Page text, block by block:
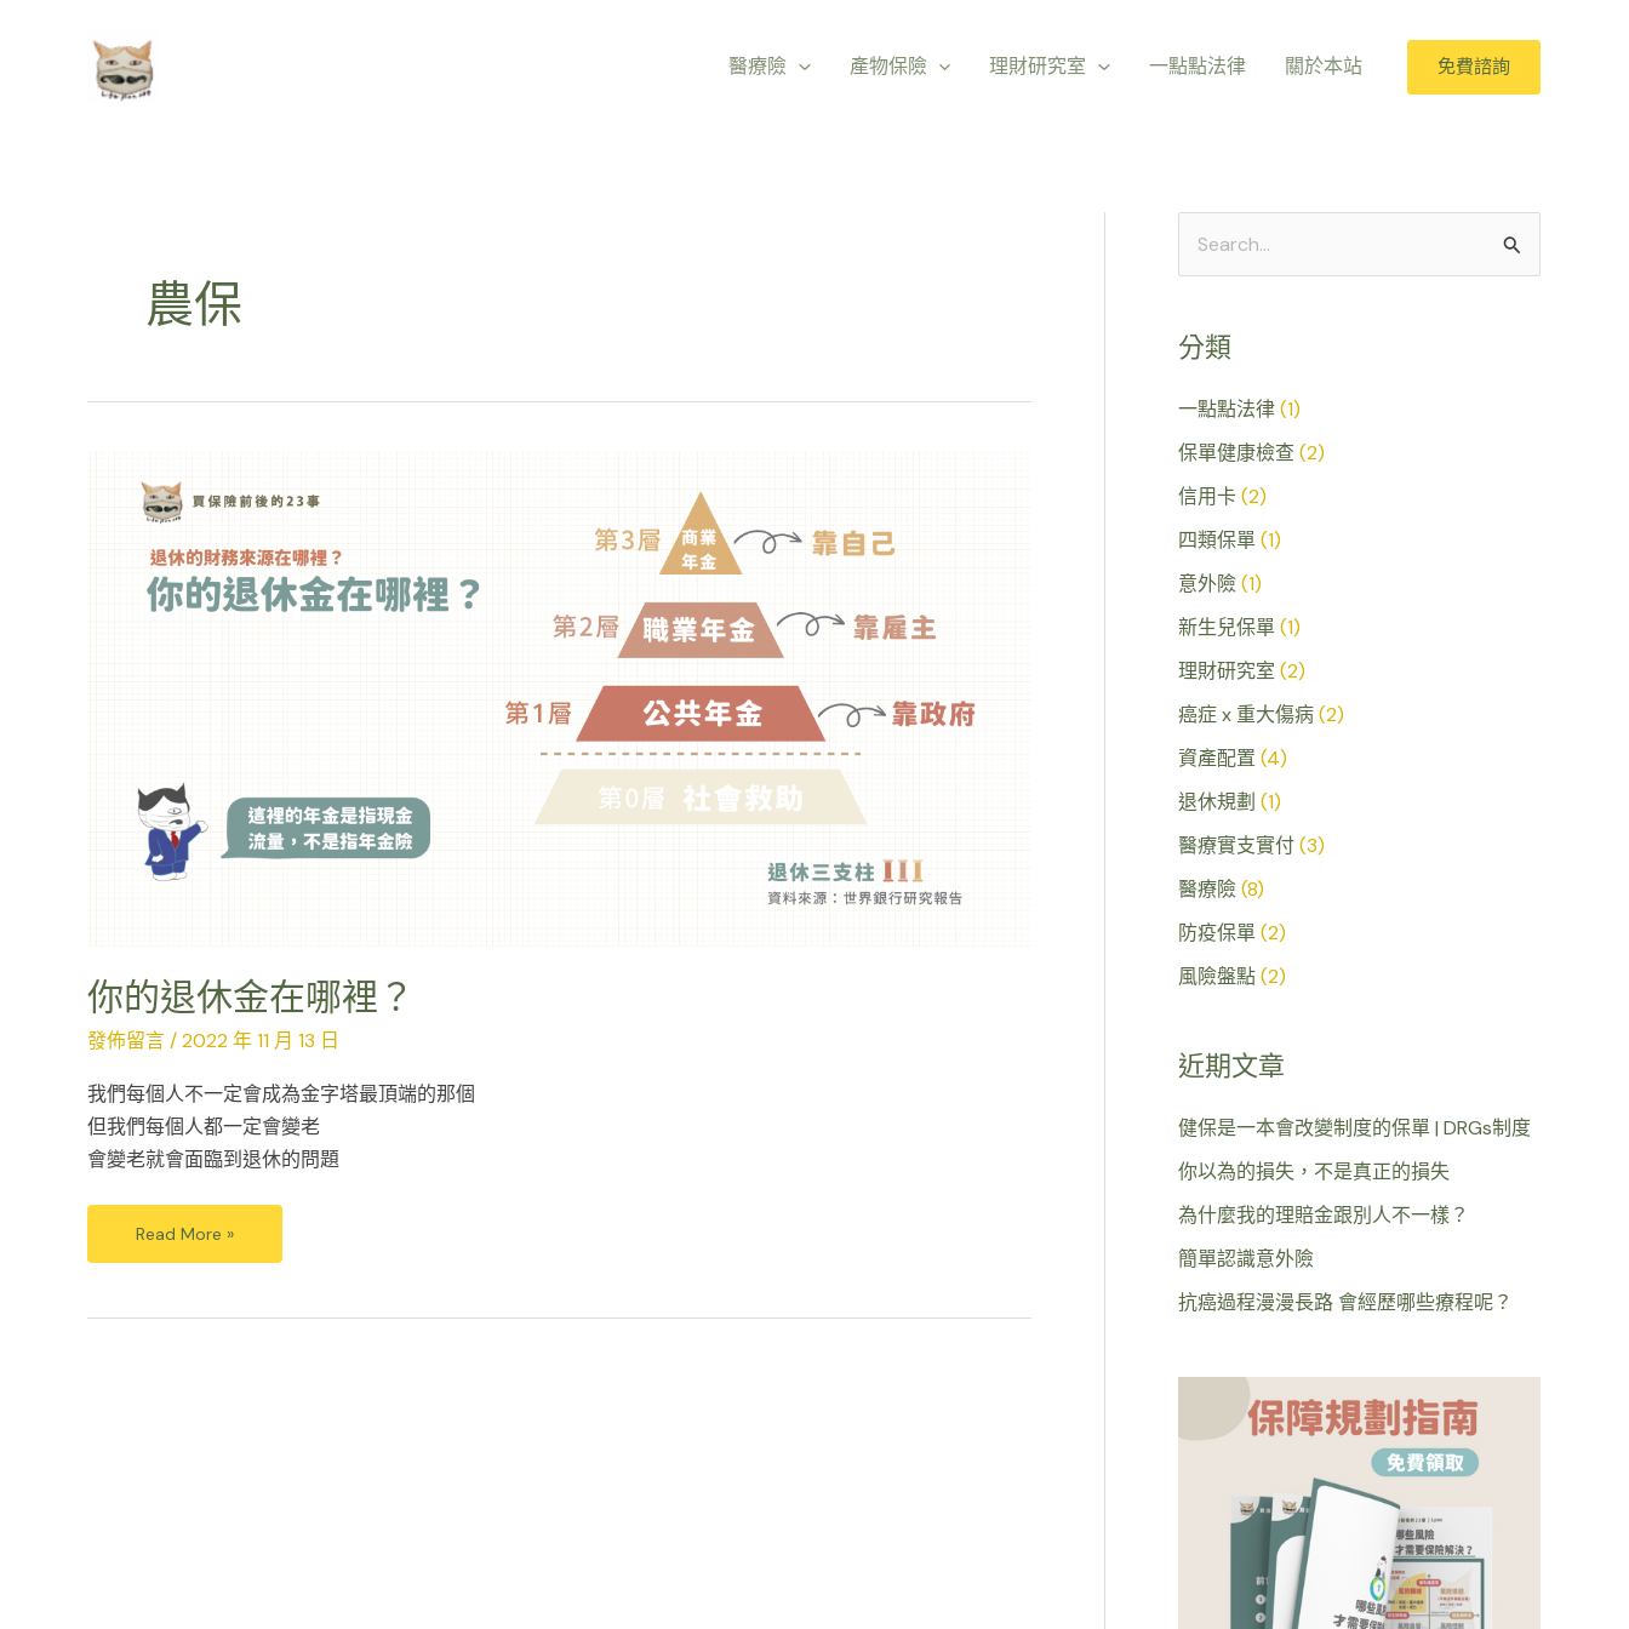
醫療險 產物保險 理財研究室 一點點法律 關於本站 免費諮詢
農保
你的退休金在哪裡？
發佈留言/2022 年 11 月 13 日
我們每個人不一定會成為金字塔最頂端的那個
但我們每個人都一定會變老
會變老就會面臨到退休的問題
退
休
金
哪
裡？
Read More »
鍵
字
:
分類
一點點法律(1)
保單健康檢查 (2)
信用卡(2)
四類保單 (1)
意外險(1)
新生兒保單 (1)
理財研究室 (2)
癌症 x 重大傷病(2)
資產配置 (4)
退休規劃 (1)
醫療實支實付(3)
醫療險(8)
防疫保單 (2)
風險盤點(2)
近期文章
健保是一本會改變制度的保單 | DRGs制度
你以為的損失，不是真正的損失
為什麼我的理賠金跟別人不一樣？
簡單認識意外險
抗癌過程漫漫長路 會經歷哪些療程呢？